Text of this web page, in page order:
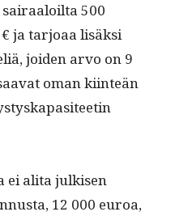
500
ja tar­joaa lisäk­si
joiden arvo on 9
oman kiin­teän
ei ali­ta julkisen
12 000 euroa,